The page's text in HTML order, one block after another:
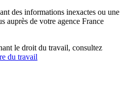
des informations inexactes ou une
auprès de votre agence France
le droit du travail, consultez
du travail